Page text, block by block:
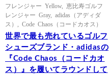
フレンジャー Yellow, 恵比寿ゴルフ
レンジャー Gray, adidas（アディダ
ス）
Code Chaos（コードカオス）
世界で最も売れているゴルフ
シューズブランド・adidasの
『Code Chaos（コードカオ
ス）』を履いてラウンドして